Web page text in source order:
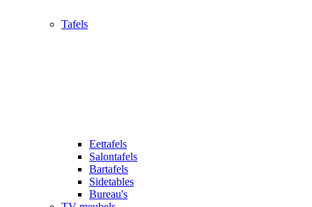
Tafels
Eettafels
Salontafels
Bartafels
Sidetables
Bureau's